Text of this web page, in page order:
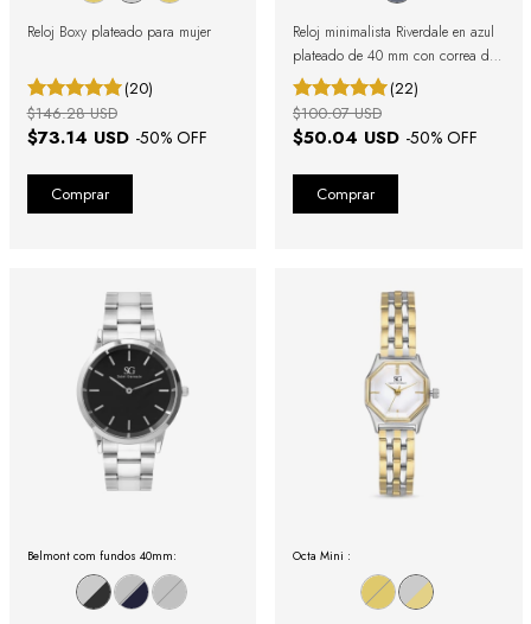
Reloj Boxy plateado para mujer
(20)
$73.14 USD -50% OFF
$146.28 USD
Reloj minimalista Riverdale en azul
plateado de 40 mm con correa de
cuero
(22)
$50.04 USD -50% OFF
$100.07 USD
Belmont com fundos 40mm: Octa Mini :